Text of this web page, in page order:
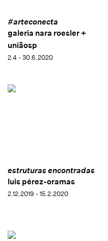
#arteconecta
galeria nara roesler +
uniãosp
2.4 - 30.6.2020
estruturas encontradas
luis pérez-oramas
2.12.2019 - 15.2.2020